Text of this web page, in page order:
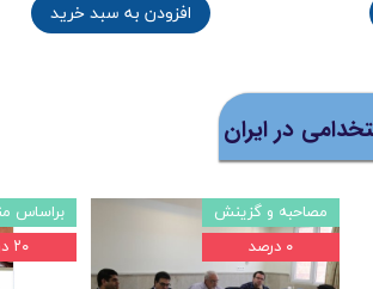
افزودن به سبد خرید
و تست
در ایران